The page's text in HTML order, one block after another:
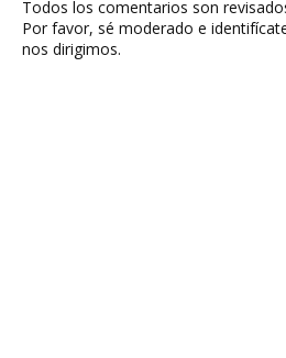
Todos los comentarios son
Por favor, sé moderado e
nos dirigimos.